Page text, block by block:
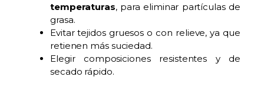
temperaturas, para eliminar partículas de
grasa.
Evitar tejidos gruesos o con relieve, ya que
retienen más suciedad.
Elegir composiciones resistentes y de
secado rápido.